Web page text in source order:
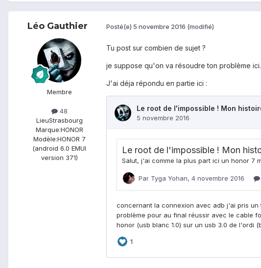
Léo Gauthier
Membre
48
LieuStrasbourg
Marque:HONOR
Modèle:HONOR 7
(android 6.0 EMUI
version 371)
Posté(e) 5 novembre 2016 (modifié)
Tu post sur combien de sujet ?
je suppose qu'on va résoudre ton problème ici.
J'ai déja répondu en partie ici :